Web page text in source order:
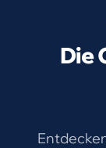
Die